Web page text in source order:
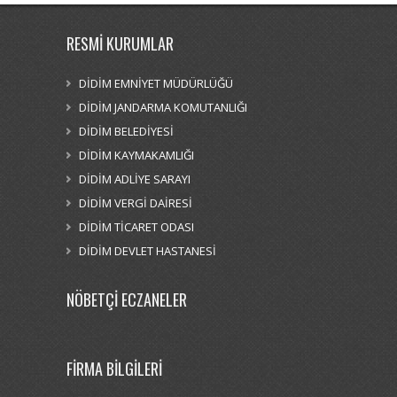
RESMİ KURUMLAR
DİDİM EMNİYET MÜDÜRLÜĞÜ
DİDİM JANDARMA KOMUTANLIĞI
DİDİM BELEDİYESİ
DİDİM KAYMAKAMLIĞI
DİDİM ADLİYE SARAYI
DİDİM VERGİ DAİRESİ
DİDİM TİCARET ODASI
DİDİM DEVLET HASTANESİ
NÖBETÇİ ECZANELER
FİRMA BİLGİLERİ